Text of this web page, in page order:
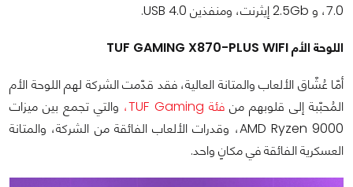
7.0، و 2.5Gb إيثرنت، ومنفذين USB 4.0.
اللوحة الأم TUF GAMING X870-PLUS WIFI
أمّا عُشّاق الألعاب والمتانة العالية، فقد قدّمت الشركة لهم اللوحة الأم
المُحبّبة إلى قلوبهم منفئة TUF Gaming،
والتي تجمع بين ميزات
AMD Ryzen 9000، وقدرات الألعاب الفائقة من الشركة، والمتانة
العسكرية الفائقة في مكانٍ واحد.